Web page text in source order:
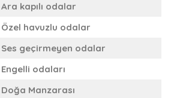
Ara kapılı odalar
Özel havuzlu odalar
Ses geçirmeyen odalar
Engelli odaları
Doğa Manzarası